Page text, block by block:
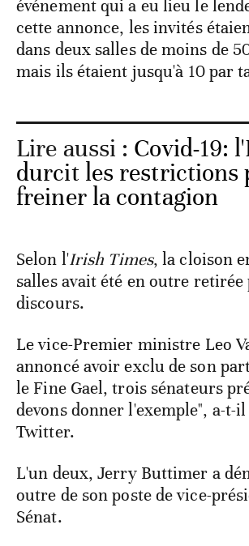
événement qui a eu lieu le
cette annonce, les invités
dans deux salles de moins de
mais ils étaient jusqu'à 10 par
Lire aussi : Covid-19:
durcit les restrictions
freiner la contagion
Selon l'Irish Times, la cloison
salles avait été en outre retirée
discours.
Le vice-Premier ministre Leo
annoncé avoir exclu de son
le Fine Gael, trois sénateurs
devons donner l'exemple", a-t-
Twitter.
L'un deux, Jerry Buttimer a
outre de son poste de vice-
Sénat.